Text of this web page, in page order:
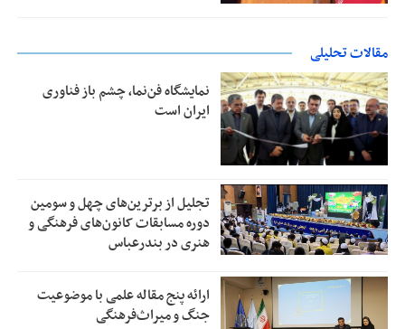
مقالات تحلیلی
نمایشگاه فن‌نما، چشم باز فناوری
ایران است
تجلیل از بر‌ترین‌های چهل و سومین
دوره مسابقات کانون‌های فرهنگی و
هنری در بندرعباس
ارائه پنج مقاله علمی با موضوعیت
جنگ و میراث‌فرهنگی